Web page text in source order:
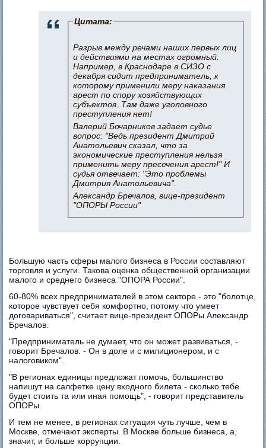
Цитата:
Разрыв между речами наших первых лиц
и действиями на местах огромный.
Например, в Краснодаре в СИЗО с
декабря сидит предприниматель, к
которому применили меру наказания
арест по спору хозяйствующих
субъектов. Там даже уголовного
преступления нет!
Валерий Бочарников задает судье
вопрос: "Ведь президент Дмитрий
Анатольевич сказал, что за
экономические преступления нельзя
применить меру пресечения арест!" И
судья отвечает: "Это проблемы
Дмитрия Анатольевича".
Александр Бречалов, вице-президент
"ОПОРЫ России"
Большую часть сферы малого бизнеса в России составляют
торговля и услуги. Такова оценка общественной организации
малого и среднего бизнеса "ОПОРА России".
60-80% всех предпринимателей в этом секторе - это "болотце,
которое чувствует себя комфортно, потому что умеет
договариваться", считает вице-президент ОПОРы Александр
Бречалов.
"Предприниматель не думает, что он может развиваться, -
говорит Бречалов. - Он в доле и с милиционером, и с
налоговиком".
"В регионах единицы предложат помочь, большинство
напишут на салфетке цену входного билета - сколько тебе
будет стоить та или иная помощь", - говорит представитель
ОПОРы.
И тем не менее, в регионах ситуация чуть лучше, чем в
Москве, отмечают эксперты. В Москве больше бизнеса, а,
значит, и больше коррупции.